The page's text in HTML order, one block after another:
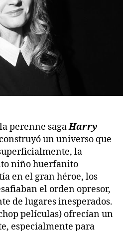
perenne sagaHarry
construyó un universo que
la
niño huerfanito
en el gran héroe, los
el orden opresor,
de lugares inesperados.
películas) ofrecían un
especialmente para